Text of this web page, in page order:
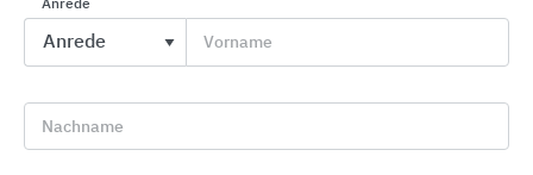
Laumans-Dachziegel
Randers Tegl
Anrede
Vorname
Nachname